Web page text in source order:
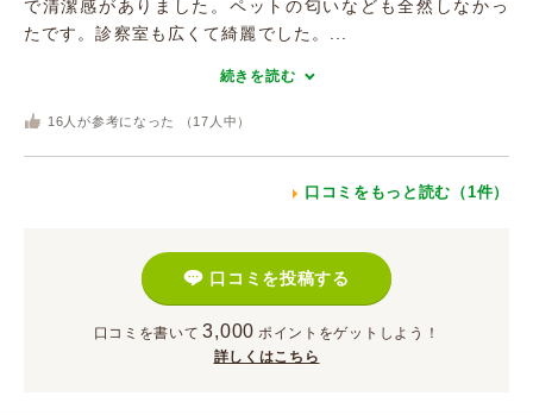
で清潔感がありました。ペットの匂いなども全然しなかっ
たです。診察室も広くて綺麗でした。...
続きを読む
16 人が参考になった （ 17 人中）
口コミをもっと読む（1件）
口コミを投稿する
口コミを書いて 3,000 ポイント をゲットしよう！
詳しくはこちら